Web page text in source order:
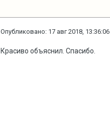
Опубликовано: 17 авг 2018, 13:36:06
Красиво объяснил. Спасибо.